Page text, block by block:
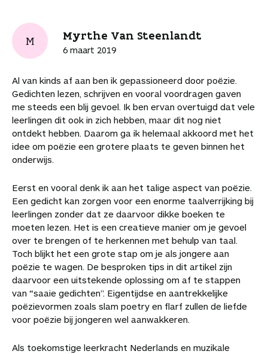
M Myrthe Van Steenlandt
6 maart 2019
Al van kinds af aan ben ik gepassioneerd door poëzie.
Gedichten lezen, schrijven en vooral voordragen gaven
me steeds een blij gevoel. Ik ben ervan overtuigd dat vele
leerlingen dit ook in zich hebben, maar dit nog niet
ontdekt hebben. Daarom ga ik helemaal akkoord met het
idee om poëzie een grotere plaats te geven binnen het
onderwijs.
Eerst en vooral denk ik aan het talige aspect van poëzie.
Een gedicht kan zorgen voor een enorme taalverrijking bij
leerlingen zonder dat ze daarvoor dikke boeken te
moeten lezen. Het is een creatieve manier om je gevoel
over te brengen of te herkennen met behulp van taal.
Toch blijkt het een grote stap om je als jongere aan
poëzie te wagen. De besproken tips in dit artikel zijn
daarvoor een uitstekende oplossing om af te stappen
van “saaie gedichten”. Eigentijdse en aantrekkelijke
poëzievormen zoals slam poetry en flarf zullen de liefde
voor poëzie bij jongeren wel aanwakkeren.
Als toekomstige leerkracht Nederlands en muzikale